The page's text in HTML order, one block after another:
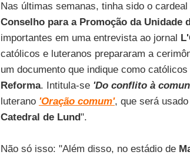
Nas últimas semanas, tinha sido o cardeal
Conselho para a Promoção da Unidade
importantes em uma entrevista ao jornal
católicos e luteranos prepararam a
um documento que indique como
Reforma. Intitula-se'Do conflito à
luterano 'Oração comum', que será
Catedral de Lund".
Não só isso: "Além disso, no estádio de